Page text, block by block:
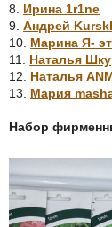
8. Ирина 1r1ne
9. Андрей
10. Марина Я-
11. Наталья
12. Наталья
13. Мария
Набор